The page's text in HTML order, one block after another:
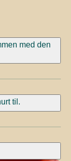
med den
til.